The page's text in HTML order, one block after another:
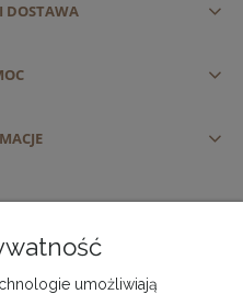
DOSTAWA
umożliwiają